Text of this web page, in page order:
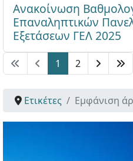
Ανακοίνωση
Επαναληπτικών
Εξετάσεων ΓΕΛ 2025
1 2
Ετικέτες Εμφάνιση